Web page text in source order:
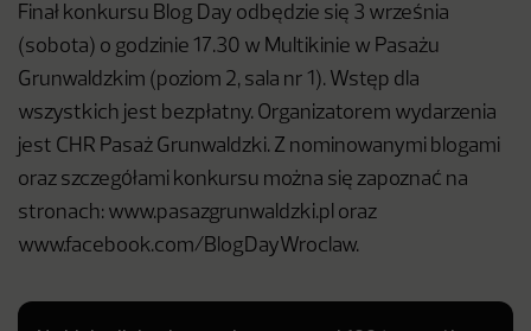
Finał konkursu Blog Day odbędzie się 3 września
(sobota) o godzinie 17.30 w Multikinie w Pasażu
Grunwaldzkim (poziom 2, sala nr 1). Wstęp dla
wszystkich jest bezpłatny. Organizatorem wydarzenia
jest CHR Pasaż Grunwaldzki. Z nominowanymi blogami
oraz szczegółami konkursu można się zapoznać na
stronach: www.pasazgrunwaldzki.pl oraz
www.facebook.com/BlogDayWroclaw.